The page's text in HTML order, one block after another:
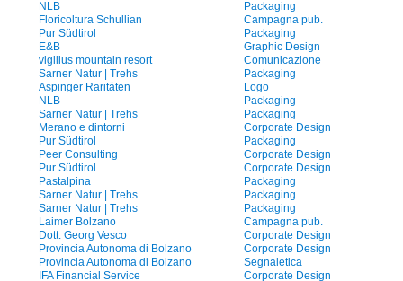
NLB
Packaging
Floricoltura Schullian
Campagna pub.
Pur Südtirol
Packaging
E&B
Graphic Design
vigilius mountain resort
Comunicazione
Sarner Natur | Trehs
Packaging
Aspinger Raritäten
Logo
NLB
Packaging
Sarner Natur | Trehs
Packaging
Merano e dintorni
Corporate Design
Pur Südtirol
Packaging
Peer Consulting
Corporate Design
Pur Südtirol
Corporate Design
Pastalpina
Packaging
Sarner Natur | Trehs
Packaging
Sarner Natur | Trehs
Packaging
Laimer Bolzano
Campagna pub.
Dott. Georg Vesco
Corporate Design
Provincia Autonoma di Bolzano
Corporate Design
Provincia Autonoma di Bolzano
Segnaletica
IFA Financial Service
Corporate Design